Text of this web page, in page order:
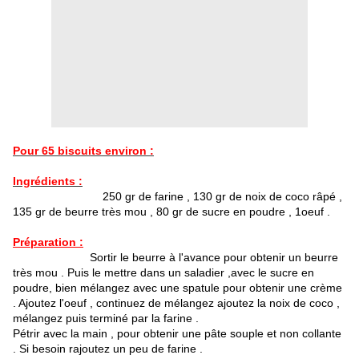
Pour 65 biscuits environ :
Ingrédients :
250 gr de farine , 130 gr de noix de coco râpé ,
135 gr de beurre très mou , 80 gr de sucre en poudre , 1oeuf .
Préparation :
Sortir le beurre à l'avance pour obtenir un beurre
très mou . Puis le mettre dans un saladier ,avec le sucre en
poudre, bien mélangez avec une spatule pour obtenir une crème
. Ajoutez l'oeuf , continuez de mélangez ajoutez la noix de coco ,
mélangez puis terminé par la farine .
Pétrir avec la main , pour obtenir une pâte souple et non collante
. Si besoin rajoutez un peu de farine .